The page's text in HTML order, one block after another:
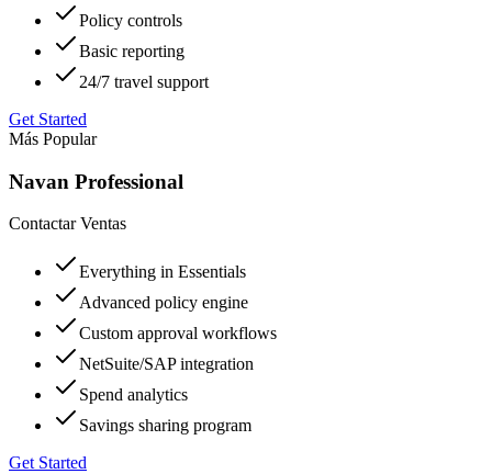
Policy controls
Basic reporting
24/7 travel support
Get Started
Más Popular
Navan Professional
Contactar Ventas
Everything in Essentials
Advanced policy engine
Custom approval workflows
NetSuite/SAP integration
Spend analytics
Savings sharing program
Get Started